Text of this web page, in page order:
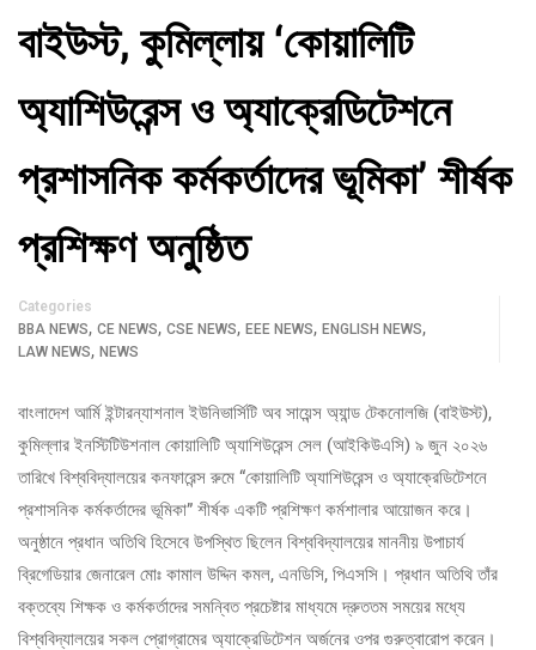
বাইউস্ট, কুমিল্লায় ‘কোয়ালিটি
অ্যাশিউরেন্স ও অ্যাক্রেডিটেশনে
প্রশাসনিক কর্মকর্তাদের ভূমিকা’ শীর্ষক
প্রশিক্ষণ অনুষ্ঠিত
Categories
BBA NEWS, CE NEWS, CSE NEWS, EEE NEWS, ENGLISH NEWS,
LAW NEWS, NEWS
বাংলাদেশ আর্মি ইন্টারন্যাশনাল ইউনিভার্সিটি অব সায়েন্স অ্যান্ড টেকনোলজি (বাইউস্ট),
কুমিল্লার ইনস্টিটিউশনাল কোয়ালিটি অ্যাশিউরেন্স সেল (আইকিউএসি) ৯ জুন ২০২৬
তারিখে বিশ্ববিদ্যালয়ের কনফারেন্স রুমে “কোয়ালিটি অ্যাশিউরেন্স ও অ্যাক্রেডিটেশনে
প্রশাসনিক কর্মকর্তাদের ভূমিকা” শীর্ষক একটি প্রশিক্ষণ কর্মশালার আয়োজন করে।
অনুষ্ঠানে প্রধান অতিথি হিসেবে উপস্থিত ছিলেন বিশ্ববিদ্যালয়ের মাননীয় উপাচার্য
ব্রিগেডিয়ার জেনারেল মোঃ কামাল উদ্দিন কমল, এনডিসি, পিএসসি। প্রধান অতিথি তাঁর
বক্তব্যে শিক্ষক ও কর্মকর্তাদের সমন্বিত প্রচেষ্টার মাধ্যমে দ্রুততম সময়ের মধ্যে
বিশ্ববিদ্যালয়ের সকল প্রোগ্রামের অ্যাক্রেডিটেশন অর্জনের ওপর গুরুত্বারোপ করেন।